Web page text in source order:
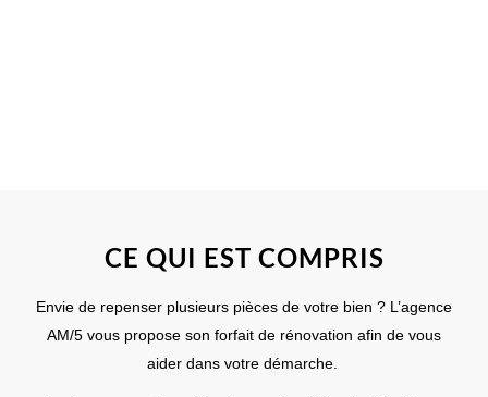
CE QUI EST COMPRIS
Envie de repenser plusieurs pièces de votre bien ? L’agence
AM/5 vous propose son forfait de rénovation afin de vous
aider dans votre démarche.